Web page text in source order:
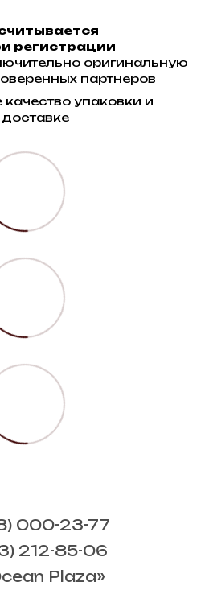
регистрации
оригинальную
партнеров
упаковки и
000-23-77
212-85-06
Plaza»